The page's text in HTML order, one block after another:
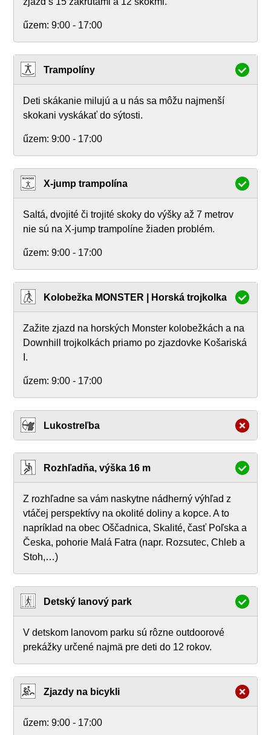
űzem: 9:00 - 17:00
Trampolíny
Deti skákanie milujú a u nás sa môžu najmenší
skokani vyskákať do sýtosti.
űzem: 9:00 - 17:00
X-jump trampolína
Saltá, dvojité či trojité skoky do výšky až 7 metrov
nie sú na X-jump trampolíne žiaden problém.
űzem: 9:00 - 17:00
Kolobežka MONSTER | Horská trojkolka
Zažite zjazd na horských Monster kolobežkách a na
Downhill trojkolkách priamo po zjazdovke Košariská
I.
űzem: 9:00 - 17:00
Lukostreľba
Rozhľadňa, výška 16 m
Z rozhľadne sa vám naskytne nádherný výhľad z
vtáčej perspektívy na okolité doliny a kopce. A to
napríklad na obec Oščadnica, Skalité, časť Poľska a
Česka, pohorie Malá Fatra (napr. Rozsutec, Chleb a
Stoh,…)
Detský lanový park
V detskom lanovom parku sú rôzne outdoorové
prekážky určené najmä pre deti do 12 rokov.
Zjazdy na bicykli
űzem: 9:00 - 17:00